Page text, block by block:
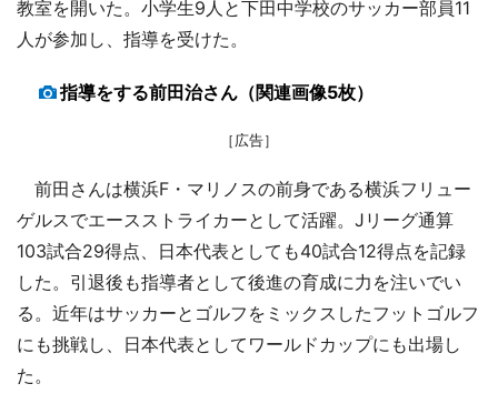
教室を開いた。小学生9人と下田中学校のサッカー部員11
人が参加し、指導を受けた。
指導をする前田治さん（関連画像5枚）
［広告］
前田さんは横浜F・マリノスの前身である横浜フリュー
ゲルスでエースストライカーとして活躍。Jリーグ通算
103試合29得点、日本代表としても40試合12得点を記録
した。引退後も指導者として後進の育成に力を注いでい
る。近年はサッカーとゴルフをミックスしたフットゴルフ
にも挑戦し、日本代表としてワールドカップにも出場し
た。